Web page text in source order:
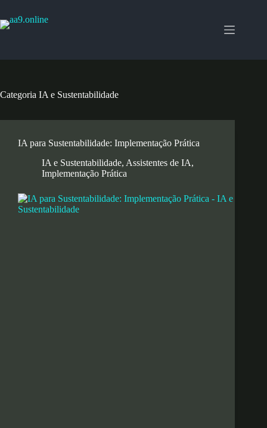
o
Categoria IA e Sustentabilidade
IA para Sustentabilidade: Implementação Prática
IA e Sustentabilidade, Assistentes de IA,
Implementação Prática